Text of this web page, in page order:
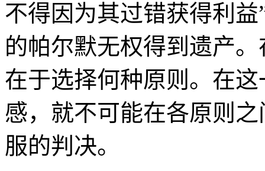
不得因为其过错获得利
的帕尔默无权得到遗产
在于选择何种原则。在
感，就不可能在各原则
服的判决。